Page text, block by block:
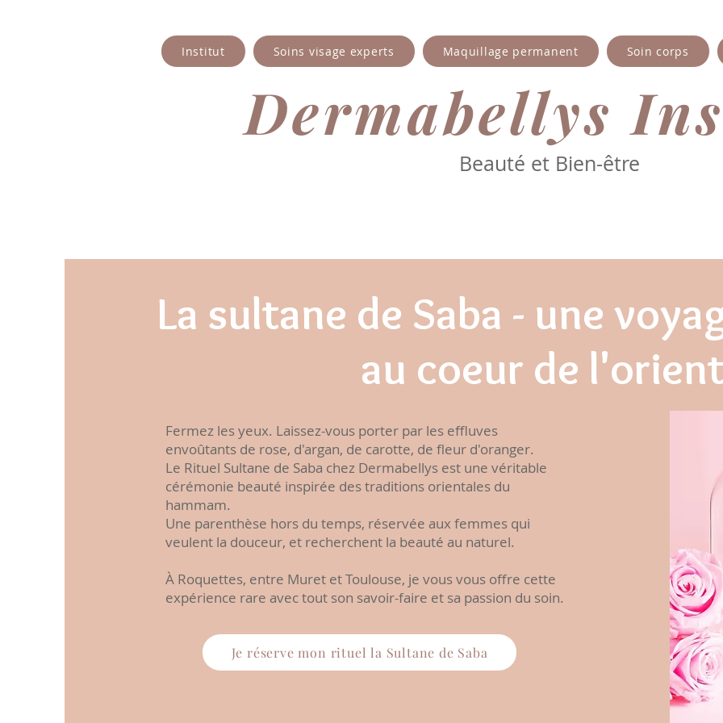
Institut Soins visage experts Maquillage permanent Soin corps
Dermabellys​
Beauté et Bien-être
La sultane de Saba - une
au coeur de
Fermez les yeux. Laissez-vous porter par les effluves
envoûtants de rose, d'argan, de carotte, de fleur d'oranger.
Le Rituel Sultane de Saba chez Dermabellys est une véritable
cérémonie beauté inspirée des traditions orientales du
hammam.
Une parenthèse hors du temps, réservée aux femmes qui
veulent la douceur, et recherchent la beauté au naturel.
À Roquettes, entre Muret et Toulouse, je vous vous offre cette
expérience rare avec tout son savoir-faire et sa passion du soin.
Je réserve mon rituel la Sultane de Saba